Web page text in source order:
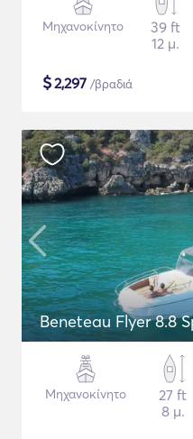
Μηχανοκίνητο
39 ft
12 μ.
$2,297 /βραδιά
Beneteau Flyer 8.8
Μηχανοκίνητο
27 ft
8 μ.